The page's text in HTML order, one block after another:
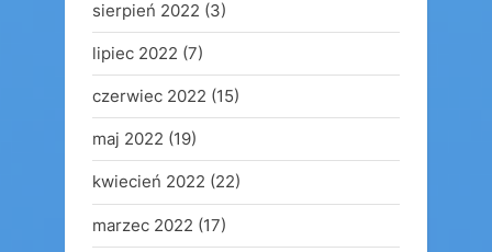
sierpień 2022 (3)
lipiec 2022 (7)
czerwiec 2022 (15)
maj 2022 (19)
kwiecień 2022 (22)
marzec 2022 (17)